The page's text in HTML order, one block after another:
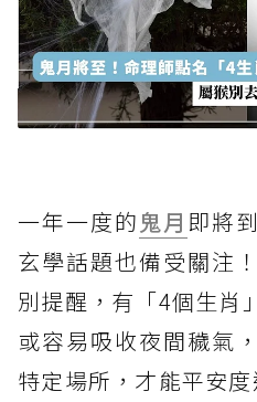
一年一度的 鬼月 即將
玄學話題也備受關注
別提醒，有「4個生肖
或容易吸收夜間穢氣
特定場所，才能平安